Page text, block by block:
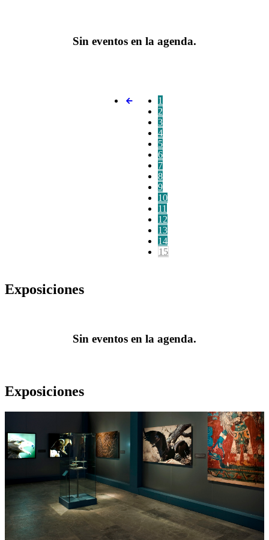
Sin eventos en la agenda.
1
2
3
4
5
6
7
8
9
10
11
12
13
14
15
Exposiciones
Sin eventos en la agenda.
Exposiciones